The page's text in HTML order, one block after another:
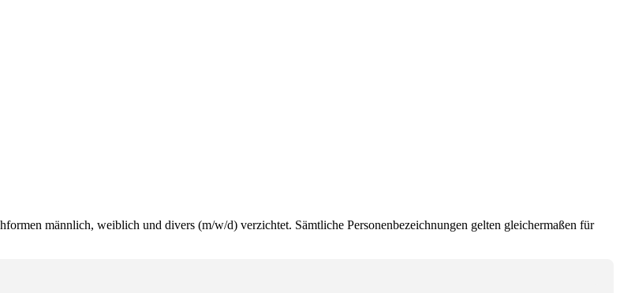
männlich, weiblich und divers (m/w/d) verzichtet. Sämtliche Personenbezeichnungen gelten gleichermaßen für